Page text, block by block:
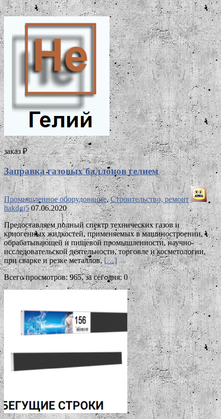
заказ ₽
Заправка газовых баллонов гелием
Промышленное оборудование,Строительство, ремонт
hakdgj5 07.06.2020
Предоставляем полный спектр технических газов и
криогенных жидкостей, применяемых в машиностроении,
обрабатывающей и пищевой промышленности, научно-
исследовательской деятельности, торговле и косметологии,
при сварке и резке металлов,[…]
Всего просмотров: 965, за сегодня: 0